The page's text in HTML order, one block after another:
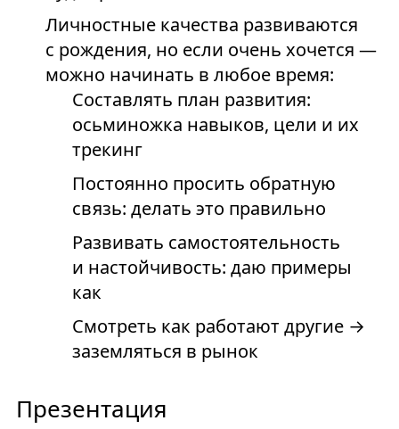
Личностные качества развиваются
с рождения, но если очень хочется —
можно начинать в любое время:
Составлять план развития:
осьминожка навыков, цели и их
трекинг
Постоянно просить обратную
связь: делать это правильно
Развивать самостоятельность
и настойчивость: даю примеры
как
Смотреть как работают другие →
заземляться в рынок
Презентация